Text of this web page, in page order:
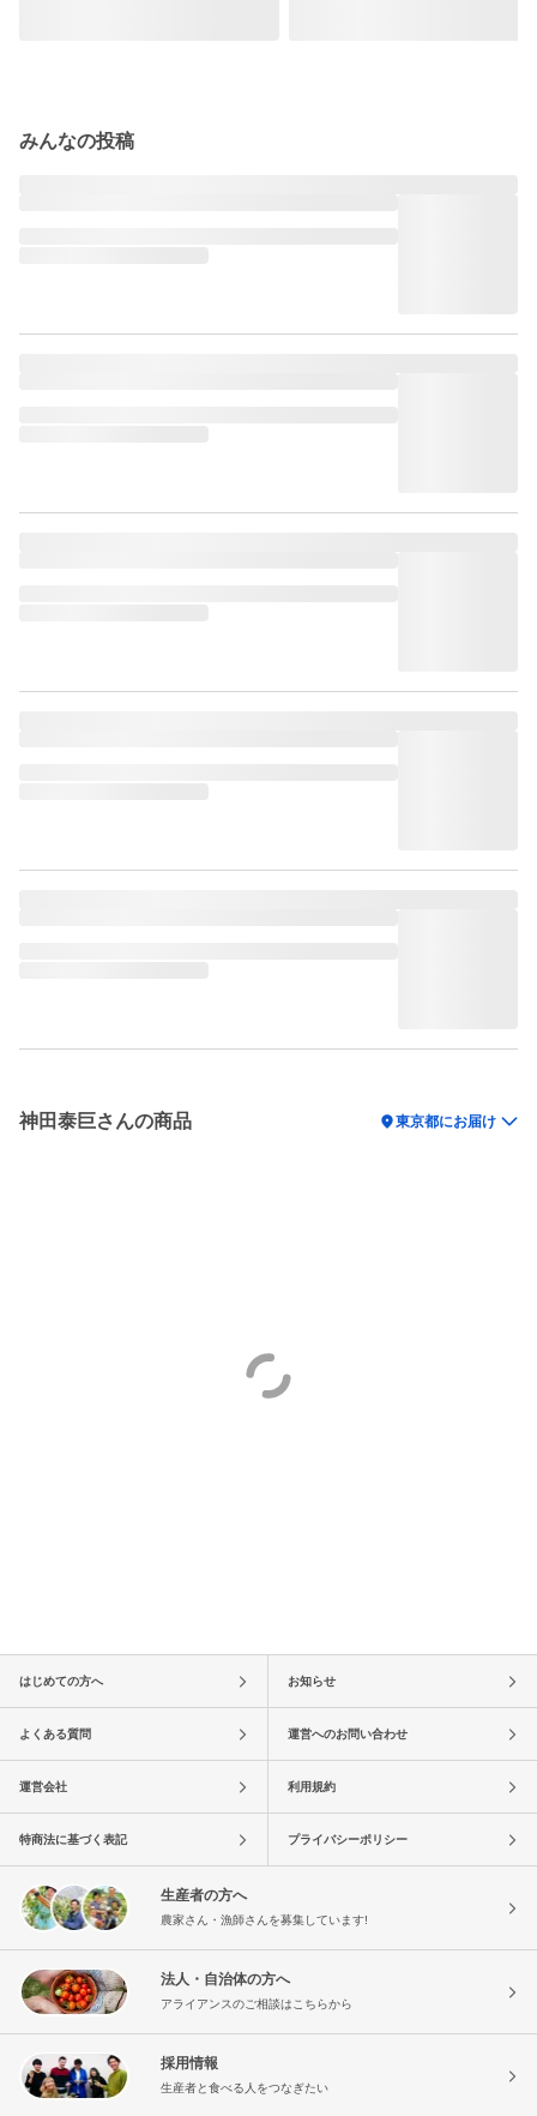
みんなの投稿
神田泰巨さんの商品 location_on東京都にお届け
はじめての方へ お知らせ
よくある質問 運営へのお問い合わせ
運営会社 利用規約
特商法に基づく表記 プライバシーポリシー
生産者の方へ
農家さん・漁師さんを募集しています!
法人・自治体の方へ
アライアンスのご相談はこちらから
採用情報
生産者と食べる人をつなぎたい